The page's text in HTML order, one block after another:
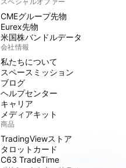
CMEグループ先物
Eurex先物
米国株バンドルデータ
会社情報
私たちについて
スペースミッション
ブログ
ヘルプセンター
キャリア
メディアキット
商品
TradingViewストア
タロットカード
C63 TradeTime